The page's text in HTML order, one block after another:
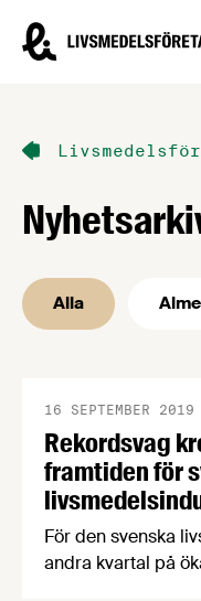
Livsmedelsföretagen
Alla
Rekordsvag
framtiden för
16 SEPTEMBER 2019
För den svenska
andra kvartal på